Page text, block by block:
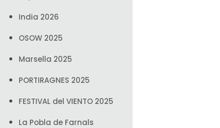
India 2026
OSOW 2025
Marsella 2025
PORTIRAGNES 2025
FESTIVAL del VIENTO 2025
La Pobla de Farnals